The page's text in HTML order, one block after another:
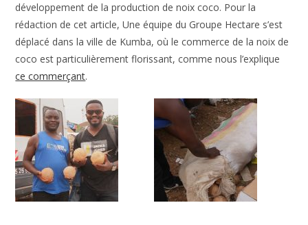
développement de la production de noix coco. Pour la
rédaction de cet article, Une équipe du Groupe Hectare s’est
déplacé dans la ville de Kumba, où le commerce de la noix de
coco est particulièrement florissant, comme nous l’explique
ce commerçant.